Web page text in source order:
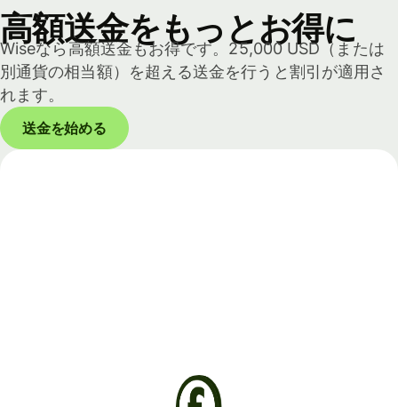
高額送金をもっとお得に
Wiseなら高額送金もお得です。25,000 USD（または
別通貨の相当額）を超える送金を行うと割引が適用さ
れます。
送金を始める